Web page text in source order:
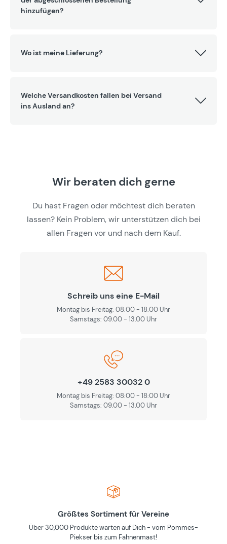
hinzufügen?
Wo ist meine Lieferung?
Welche Versandkosten fallen bei Versand
ins Ausland an?
Wir beraten dich gerne
Du hast Fragen oder möchtest dich beraten
lassen? Kein Problem, wir unterstützen dich bei
allen Fragen vor und nach dem Kauf.
Schreib uns eine E-Mail
Montag bis Freitag: 08:00 - 18:00 Uhr
Samstags: 09.00 - 13.00 Uhr
+49 2583 30032 0
Montag bis Freitag: 08:00 - 18:00 Uhr
Samstags: 09.00 - 13.00 Uhr
Größtes Sortiment für Vereine
Über 30,000 Produkte warten auf Dich - vom Pommes-
Piekser bis zum Fahnenmast!